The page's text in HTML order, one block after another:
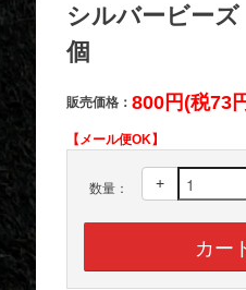
シルバービ
個
販売価格： 800円(税73
【メール便OK】
数量： +